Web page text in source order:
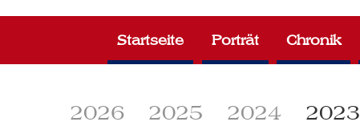
2026 2025 2024 2023
Startseite Porträt Chronik